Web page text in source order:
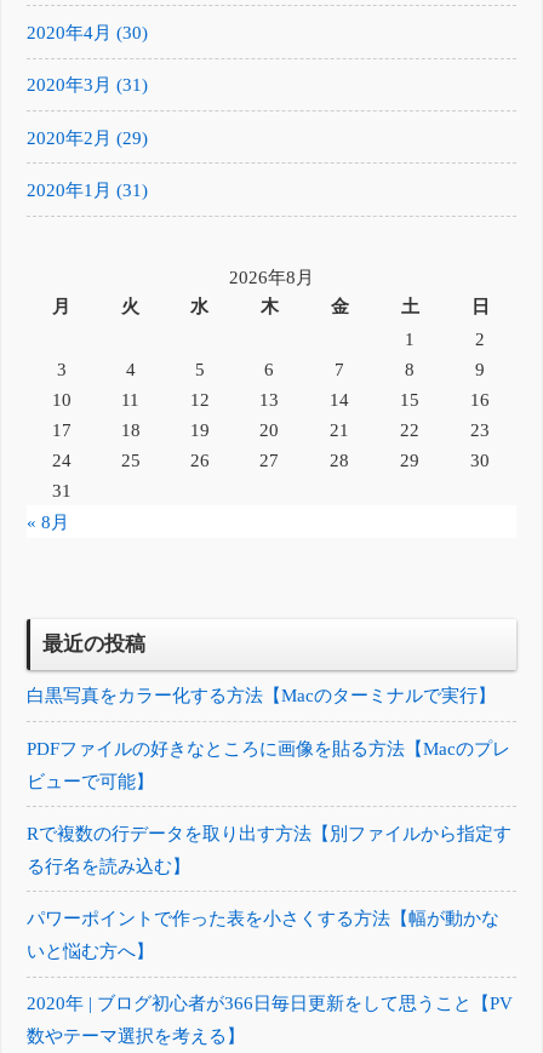
2020年4月 (30)
2020年3月 (31)
2020年2月 (29)
2020年1月 (31)
2026年8月
月
火 水 木 金 土
日
1
2
3
4 5 6 7 8
9
10
11 12 13 14 15
16
17
18 19 20 21 22
23
24
25 26 27 28 29
30
31
« 8月
最近の投稿
白黒写真をカラー化する方法【Macのターミナルで実行】
PDFファイルの好きなところに画像を貼る方法【Macのプレ
ビューで可能】
Rで複数の行データを取り出す方法【別ファイルから指定す
る行名を読み込む】
パワーポイントで作った表を小さくする方法【幅が動かな
いと悩む方へ】
2020年 | ブログ初心者が366日毎日更新をして思うこと【PV
数やテーマ選択を考える】